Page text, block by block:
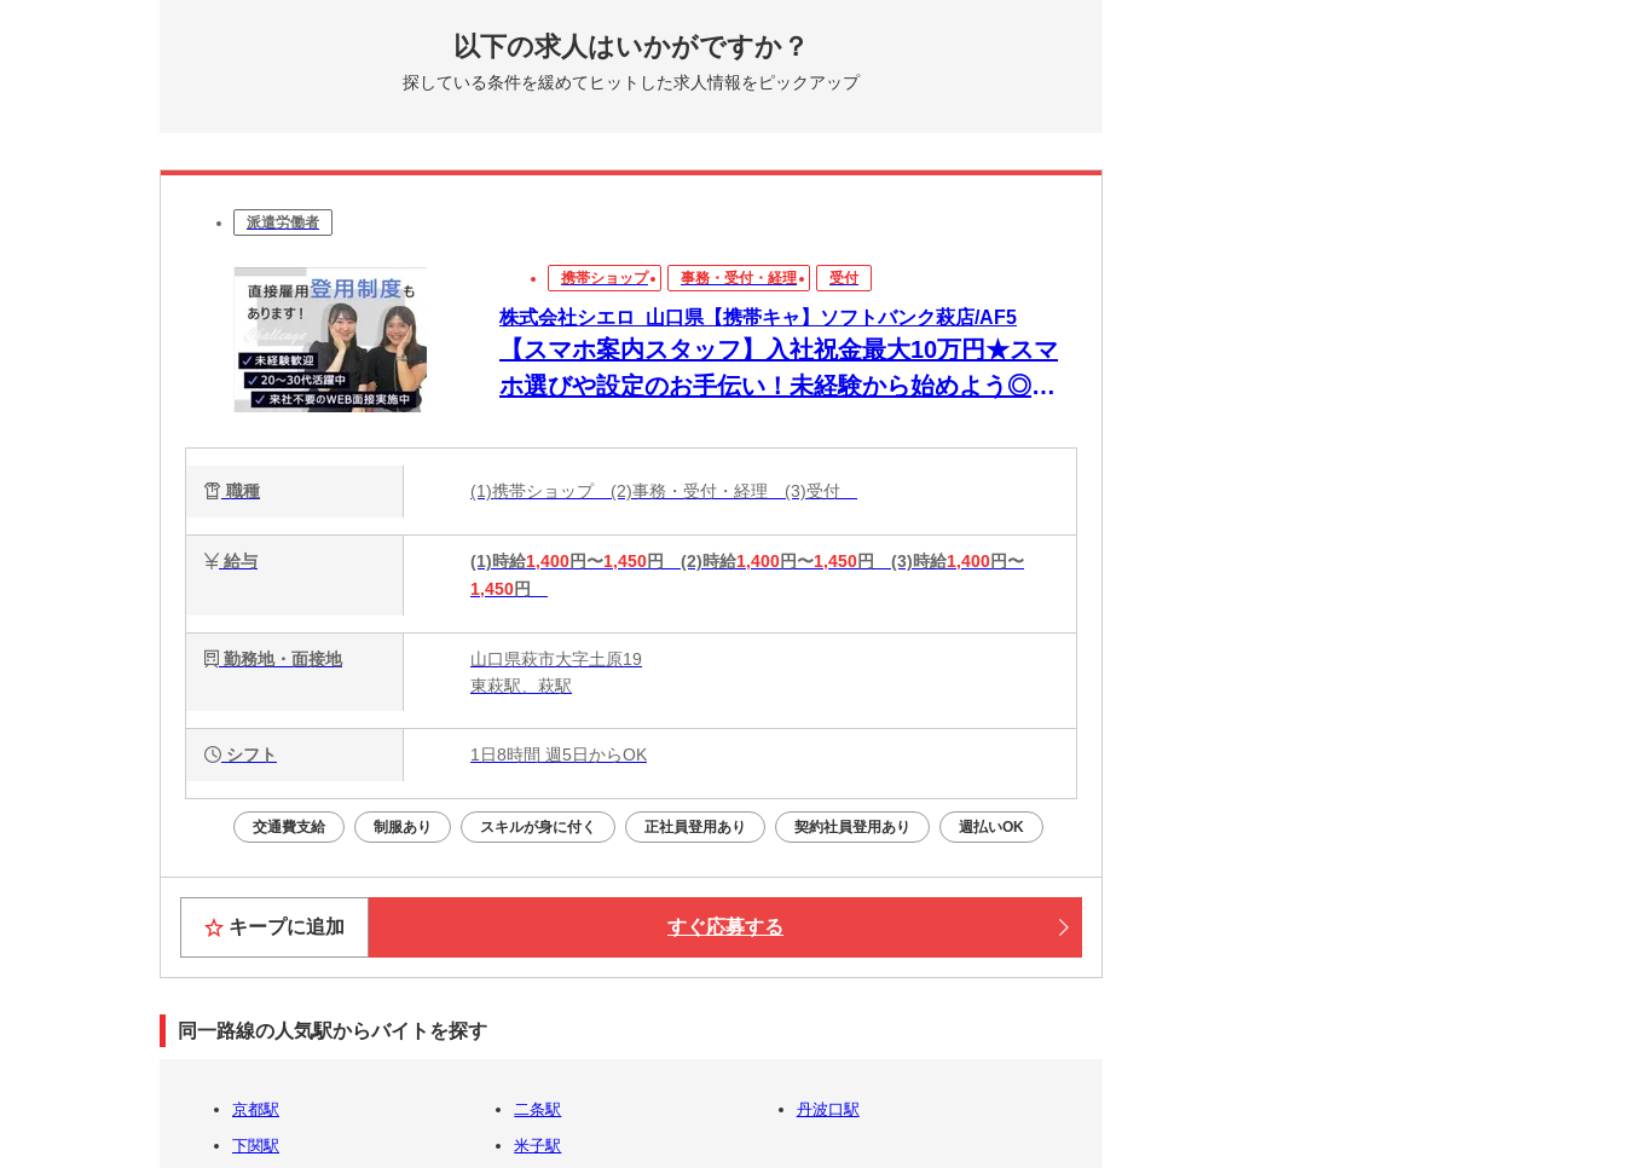
以下の求人はいかがですか？
探している条件を緩めてヒットした求人情報をピックアップ
派遣労働者
携帯ショップ 事務・受付・経理 受付
株式会社シエロ_山口県【携帯キャ】ソフトバンク萩店/AF5
【スマホ案内スタッフ】入社祝金最大10万円★スマ
ホ選びや設定のお手伝い！未経験から始めよう◎最
WEB面談◎
職種 (1)携帯ショップ (2)事務・受付・経理 (3)受付
給与 (1)時給1,400円〜1,450円 (2)時給1,400円〜1,450円 (3)時給1,400円〜
1,450円
勤務地・面接地
山口県萩市大字土原19
東萩駅、萩駅
シフト 1日8時間 週5日からOK
交通費支給 制服あり スキルが身に付く 正社員登用あり 契約社員登用あり 週払いOK
キープに追加 すぐ応募する
同一路線の人気駅からバイトを探す
京都駅 二条駅
丹波口駅
下関駅
米子駅